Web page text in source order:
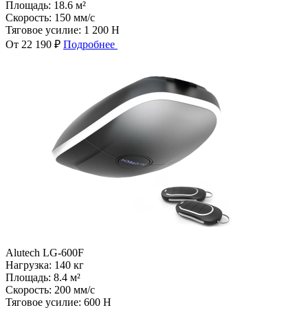
Площадь: 18.6 м²
Скорость: 150 мм/с
Тяговое усилие: 1 200 Н
От 22 190 ₽ Подробнее
Alutech LG-600F
Нагрузка: 140 кг
Площадь: 8.4 м²
Скорость: 200 мм/с
Тяговое усилие: 600 Н